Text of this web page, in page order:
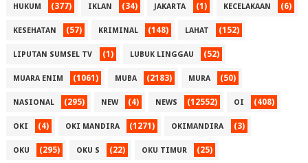
HUKUM (377) IKLAN (34) JAKARTA (1) KECELAKAAN (6)
KESEHATAN (57) KRIMINAL (148) LAHAT (152)
LIPUTAN SUMSEL TV (1) LUBUK LINGGAU (52)
MUARA ENIM (1061) MUBA (2183) MURA (50)
NASIONAL (295) NEW (4) NEWS (12552) OI (408)
OKI (4) OKI MANDIRA (1271) OKIMANDIRA (3)
OKU (295) OKU S (22) OKU TIMUR (25)